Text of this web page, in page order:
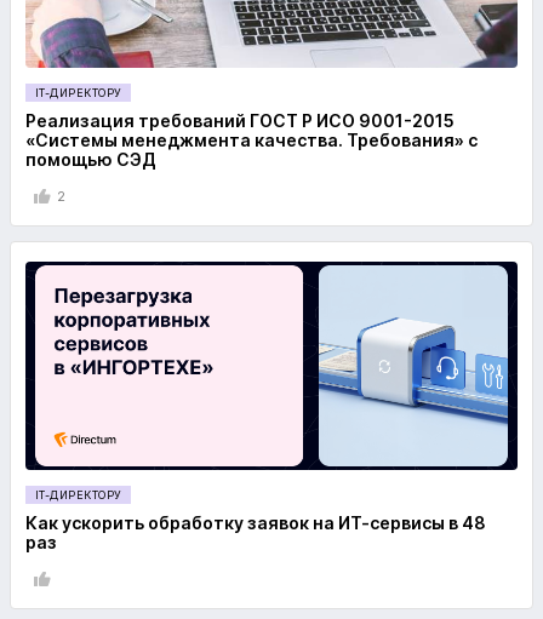
IT-ДИРЕКТОРУ
Реализация требований ГОСТ Р ИСО 9001-2015
«Системы менеджмента качества. Требования» с
помощью СЭД
2
IT-ДИРЕКТОРУ
Как ускорить обработку заявок на ИТ-сервисы в 48
раз